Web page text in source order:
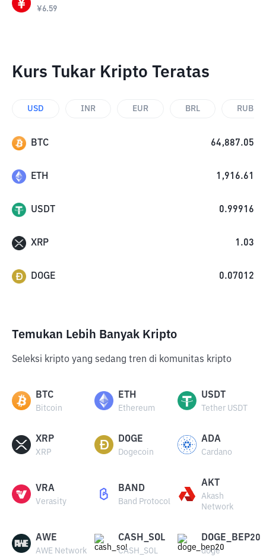
¥6.59
Kurs Tukar Kripto Teratas
USD INR EUR BRL RUB
BTC 64,887.05
ETH 1,916.61
USDT 0.99916
XRP 1.03
DOGE 0.07012
Temukan Lebih Banyak Kripto
Seleksi kripto yang sedang tren di komunitas kripto
BTC
Bitcoin
ETH
Ethereum
USDT
Tether USDT
XRP
XRP
DOGE
Dogecoin
ADA
Cardano
VRA
Verasity
BAND
Band Protocol
AKT
Akash
Network
AWE
AWE Network
CASH_SOL
CASH_SOL
DOGE_BEP20
doge